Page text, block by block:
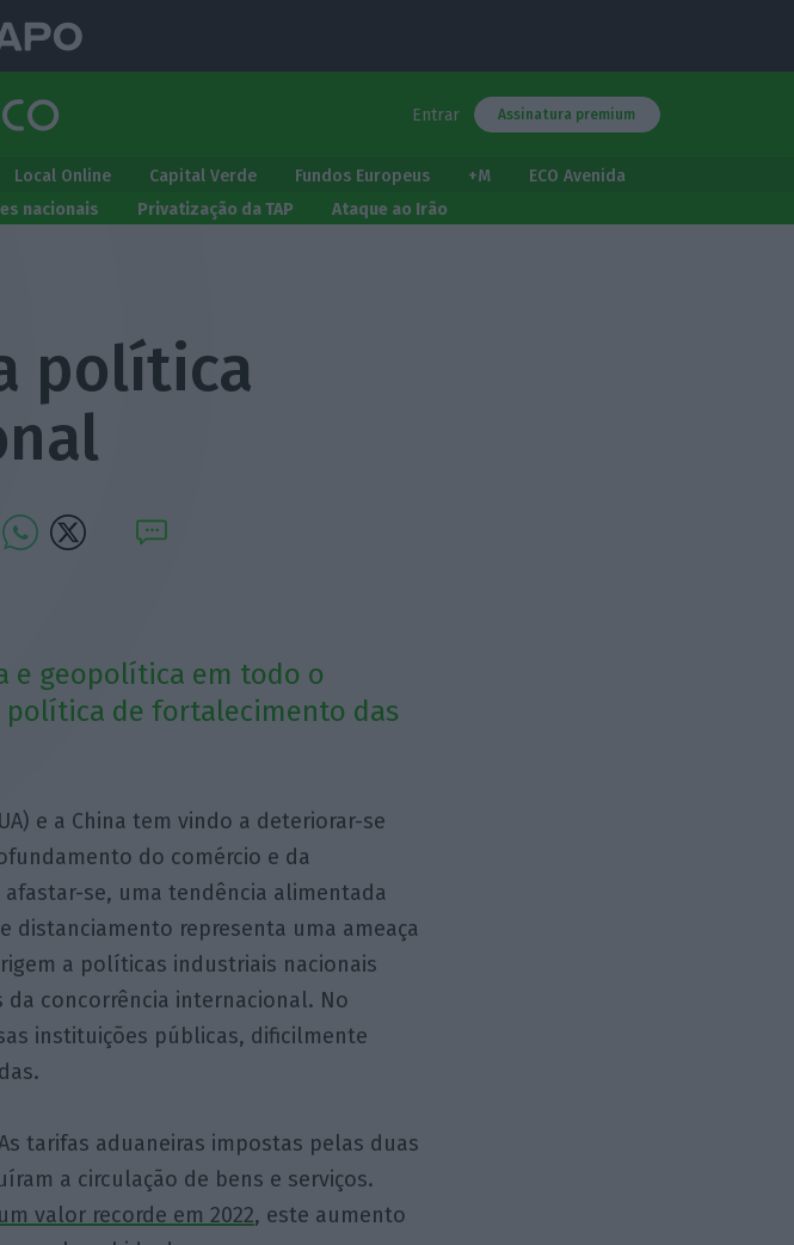
Entrar Assinatura premium
Local Online Capital Verde Fundos Europeus +M
ECO Avenida
nacionais Privatização da TAP Ataque ao Irão
política
e geopolítica em todo o
política de fortalecimento das
e a China tem vindo a deteriorar-se
do comércio e da
se, uma tendência alimentada
distanciamento representa uma ameaça
a políticas industriais nacionais
concorrência internacional. No
instituições públicas, dificilmente
tarifas aduaneiras impostas pelas duas
a circulação de bens e serviços.
um valor recorde em 2022, este aumento